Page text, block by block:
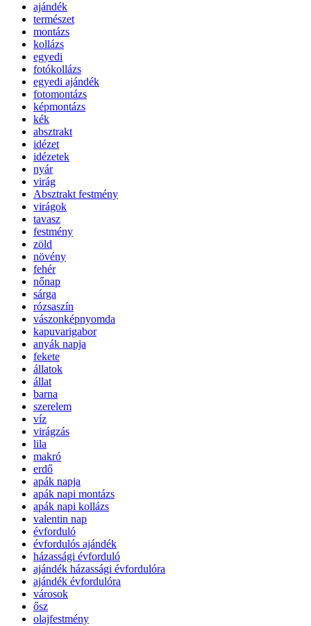
ajándék
természet
montázs
kollázs
egyedi
fotókollázs
egyedi ajándék
fotomontázs
képmontázs
kék
absztrakt
idézet
idézetek
nyár
virág
Absztrakt festmény
virágok
tavasz
festmény
zöld
növény
fehér
nőnap
sárga
rózsaszín
vászonképnyomda
kapuvarigabor
anyák napja
fekete
állatok
állat
barna
szerelem
víz
virágzás
lila
makró
erdő
apák napja
apák napi montázs
apák napi kollázs
valentin nap
évforduló
évfordulós ajándék
házassági évforduló
ajándék házassági évfordulóra
ajándék évfordulóra
városok
ősz
olajfestmény